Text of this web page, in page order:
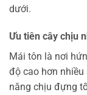
dưới.
Ưu tiên cây chịu
Mái tôn là nơi
độ cao hơn
năng chịu đựng